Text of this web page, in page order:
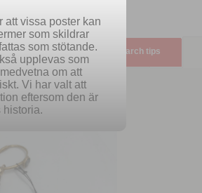
Advanced search Search tips
att vissa poster kan
som skildrar
som stötande.
upplevas som
om att
Vi har valt att
eftersom den är
historia.